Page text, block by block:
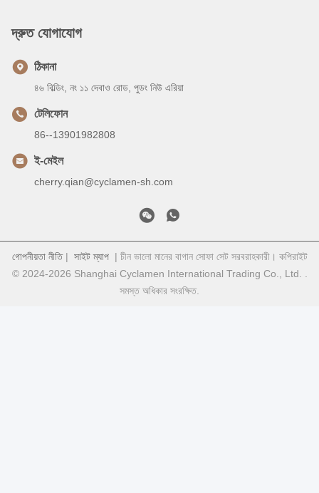
দ্রুত যোগাযোগ
ঠিকানা
৪৬ বিল্ডিং, নং ১১ দেবাও রোড, পুডং নিউ এরিয়া
টেলিফোন
86--13901982808
ই-মেইল
cherry.qian@cyclamen-sh.com
গোপনীয়তা নীতি| সাইট ম্যাপ| চীন ভালো মানের বাগান সোফা সেট সরবরাহকারী। কপিরাইট
© 2024-2026 Shanghai Cyclamen International Trading Co., Ltd. .
সমস্ত অধিকার সংরক্ষিত.